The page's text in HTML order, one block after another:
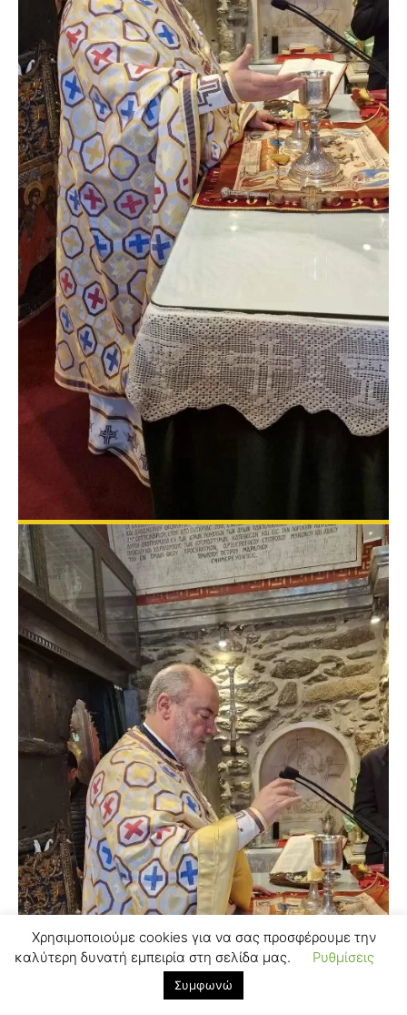
Χρησιμοποιούμε cookies για να σας προσφέρουμε την
καλύτερη δυνατή εμπειρία στη σελίδα μας.
Ρυθμίσεις
Συμφωνώ